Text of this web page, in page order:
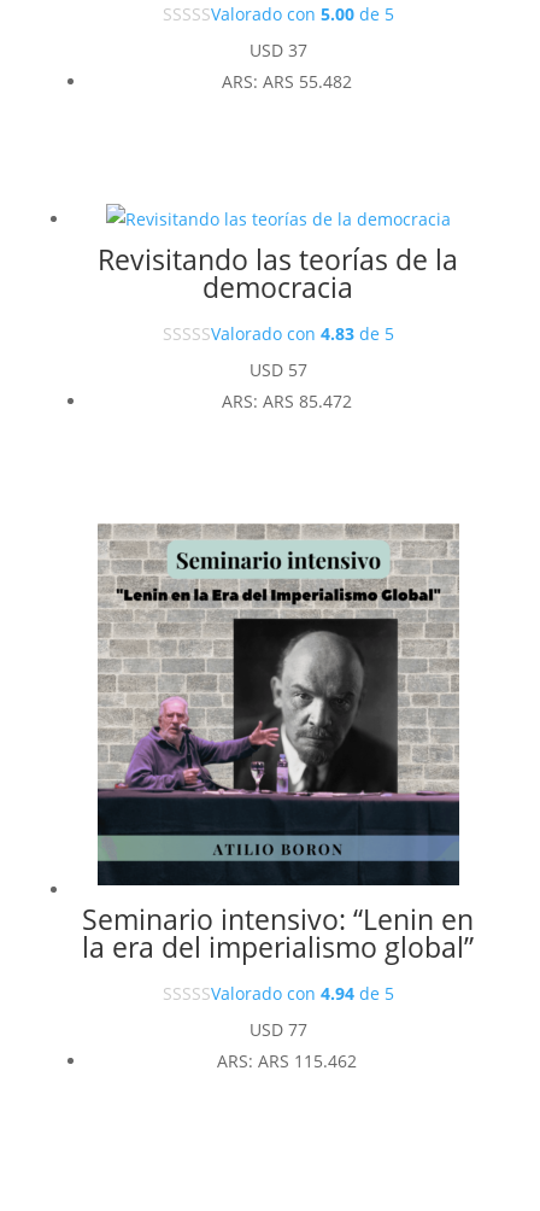
Valorado con 5.00de 5
USD37
ARS: ARS 55.482
Revisitando las teorías de la
democracia
Valorado con 4.83de 5
USD57
ARS: ARS 85.472
Seminario intensivo: “Lenin en
la era del imperialismo global”
Valorado con 4.94de 5
USD77
ARS: ARS 115.462